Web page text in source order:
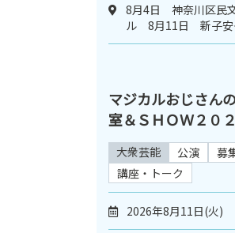
8月4日 神奈川区民
ル 8月11日 新子安
マジカルおじさん
室＆ＳＨＯＷ２０
大衆芸能 公演 募
講座・トーク
2026年8月11日(火)